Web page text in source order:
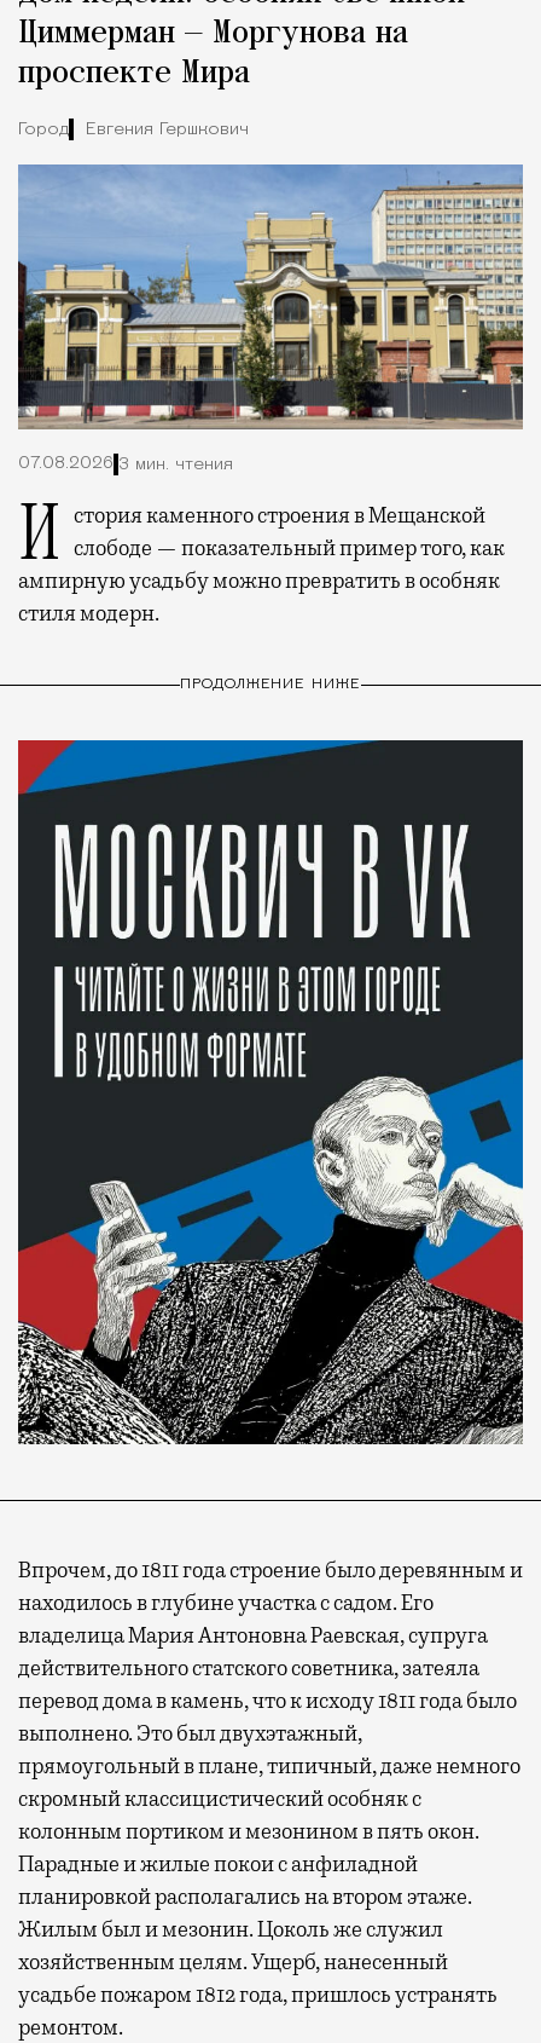
Циммерман — Моргунова на
проспекте Мира
Город Евгения Гершкович
07.08.2026 3 мин. чтения
История каменного строения в Мещанской слободе — показательный пример того, как
ампирную усадьбу можно превратить в особняк
стиля модерн.
ПРОДОЛЖЕНИЕ НИЖЕ
Впрочем, до 1811 года строение было деревянным и
находилось в глубине участка с садом. Его
владелица Мария Антоновна Раевская, супруга
действительного статского советника, затеяла
перевод дома в камень, что к исходу 1811 года было
выполнено. Это был двухэтажный,
прямоугольный в плане, типичный, даже немного
скромный классицистический особняк с
колонным портиком и мезонином в пять окон.
Парадные и жилые покои с анфиладной
планировкой располагались на втором этаже.
Жилым был и мезонин. Цоколь же служил
хозяйственным целям. Ущерб, нанесенный
усадьбе пожаром 1812 года, пришлось устранять
ремонтом.